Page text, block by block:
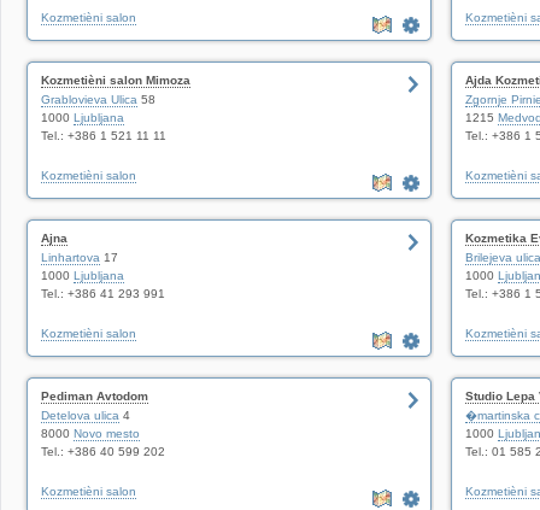
Kozmetièni salon Kozmetièni
Kozmetièni salon Mimoza
Grablovieva Ulica 58
1000 Ljubljana
Tel.: +386 1 521 11 11
Kozmetièni salon
Ajda
Zgornje
1215
Tel.: +386 1
Kozmetièni
Ajna
Linhartova 17
1000 Ljubljana
Tel.: +386 41 293 991
Kozmetièni salon
Kozmetika
Brilejeva ulica
1000
Tel.: +386 1
Kozmetièni
Pediman Avtodom
Detelova ulica 4
8000 Novo mesto
Tel.: +386 40 599 202
Kozmetièni salon
Studio Lepa
�martinska
1000
Tel.: 01 585
Kozmetièni